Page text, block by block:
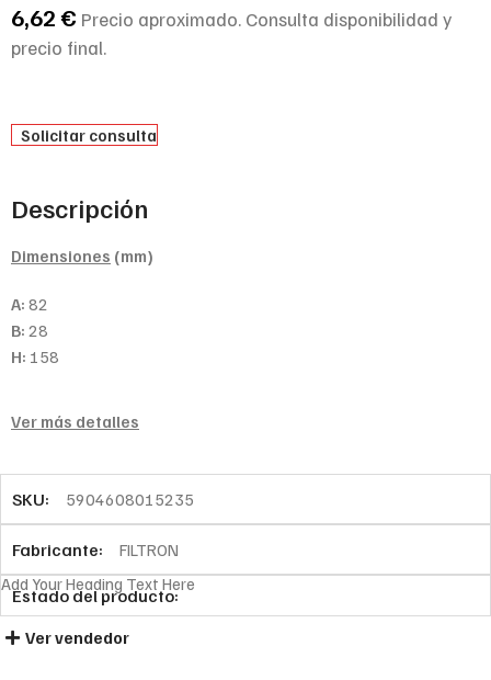
6,62€ Precio aproximado. Consulta disponibilidad y
precio final.
Solicitar consulta
Descripción
Dimensiones (mm)
A: 82
B: 28
H: 158
Ver más detalles
SKU: 5904608015235
Fabricante: FILTRON
Estado del producto:
Add Your Heading Text Here
Ver vendedor